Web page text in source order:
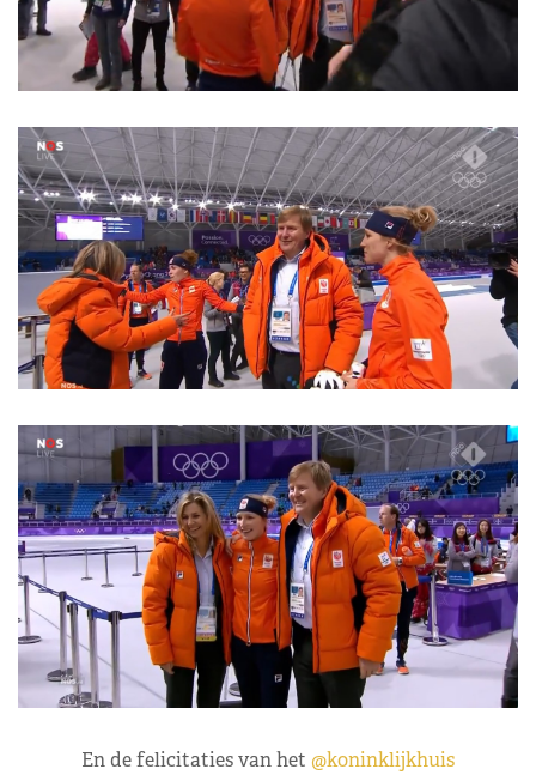
En de felicitaties van het @koninklijkhuis